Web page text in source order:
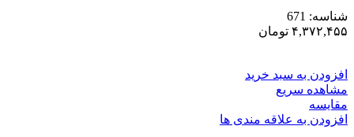
شناسه: 671
۴,۳۷۲,۴۵۵ تومان
افزودن به سبد خرید
مشاهده سریع
مقایسه
افزودن به علاقه مندی ها